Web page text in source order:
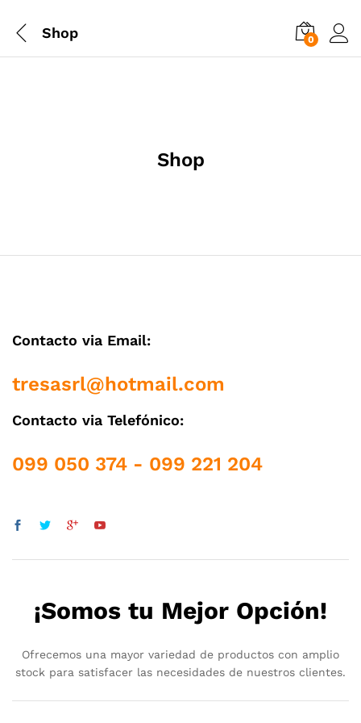
Shop 0
Shop
Contacto via Email:
tresasrl@hotmail.com
Contacto via Telefónico:
099 050 374 - 099 221 204
¡Somos tu Mejor Opción!
Ofrecemos una mayor variedad de productos con amplio
stock para satisfacer las necesidades de nuestros clientes.